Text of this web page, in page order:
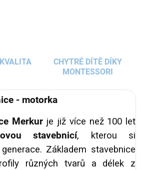
CHYTRÉ DÍTĚ DÍKY
MONTESSORI
- motorka
Merkurje již více než 100 let
stavebnicí, kterou si
Základem stavebnice
různých tvarů a délek z